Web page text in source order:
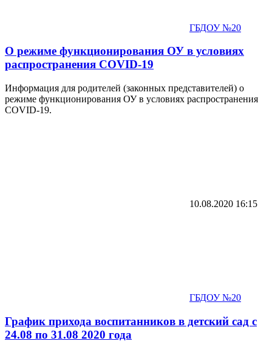
ГБДОУ №20
О режиме функционирования ОУ в условиях
распространения COVID-19
Информация для родителей (законных представителей) о
режиме функционирования ОУ в условиях распространения
COVID-19.
10.08.2020 16:15
ГБДОУ №20
График прихода воспитанников в детский сад с
24.08 по 31.08 2020 года